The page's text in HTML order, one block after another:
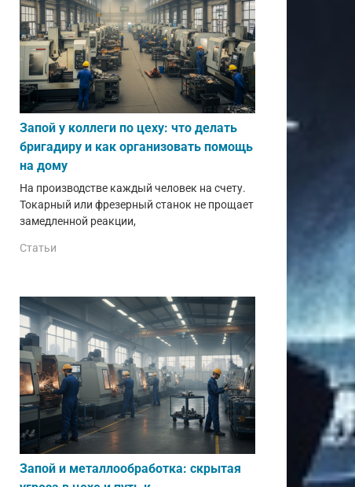
Запой у коллеги по цеху: что делать
бригадиру и как организовать помощь
на дому
На производстве каждый человек на счету.
Токарный или фрезерный станок не прощает
замедленной реакции,
Статьи
Запой и металлообработка: скрытая